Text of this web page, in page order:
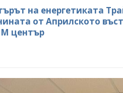
на енергетиката
от Априлското
център